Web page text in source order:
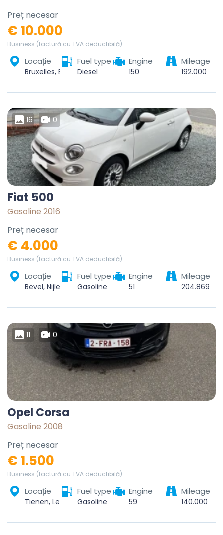
Preț necesar
€ 10.000
Business (factură cu TVA deductibilă)
Locație Fuel type
Diesel
Engine
150
Mileage
192.000
16 0
Fiat 500
Gasoline 2016
Preț necesar
€ 4.000
Business (factură cu TVA deductibilă)
Locație Fuel type
Gasoline
Engine
51
Mileage
204.869
11 0
Opel Corsa
Gasoline 2008
Preț necesar
€ 1.500
Business (factură cu TVA deductibilă)
Locație Fuel type
Gasoline
Engine
59
Mileage
140.000